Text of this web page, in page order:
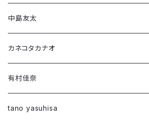
Short Sleeve T-shirt
Long Sleeve T-shirt
中島友太
Short Sleeve T-shirt
Long Sleeve T-shirt
第1弾コラボ
カネコタカナオ
Short Sleeve T-shirt
Long Sleeve T-shirt
有村佳奈
Short Sleeve T-shirt
tano yasuhisa